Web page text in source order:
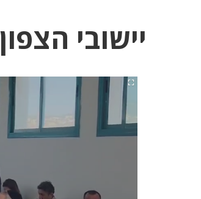
יישובי הצפון